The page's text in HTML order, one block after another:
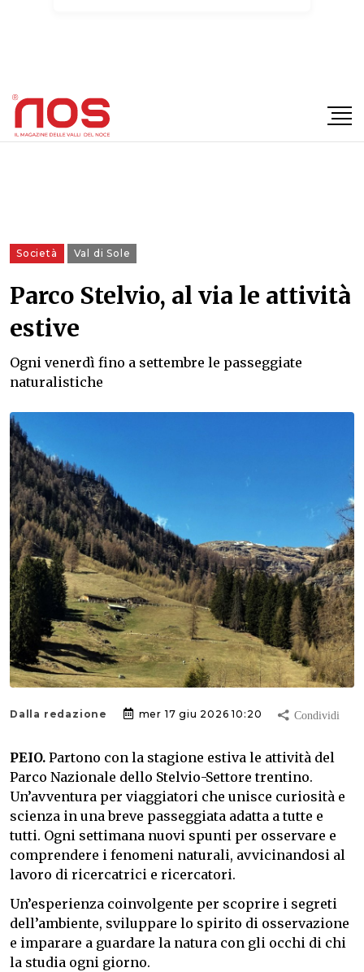
Società Val di Sole
Parco Stelvio, al via le attività
estive
Ogni venerdì fino a settembre le passeggiate
naturalistiche
Dalla redazione mer 17 giu 2026 10:20
PEIO. Partono con la stagione estiva le attività del
Parco Nazionale dello Stelvio-Settore trentino.
Un’avventura per viaggiatori che unisce curiosità e
scienza in una breve passeggiata adatta a tutte e
tutti. Ogni settimana nuovi spunti per osservare e
comprendere i fenomeni naturali, avvicinandosi al
lavoro di ricercatrici e ricercatori.
Un’esperienza coinvolgente per scoprire i segreti
dell’ambiente, sviluppare lo spirito di osservazione
e imparare a guardare la natura con gli occhi di chi
la studia ogni giorno.